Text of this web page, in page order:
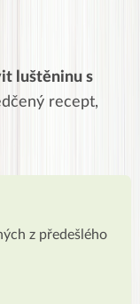
luštěninu s
recept,
z předešlého